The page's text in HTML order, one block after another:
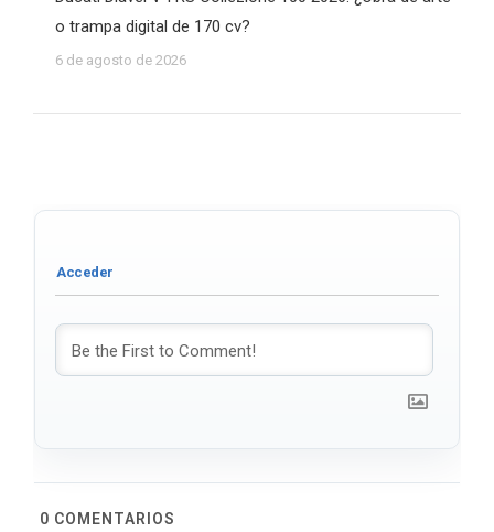
o trampa digital de 170 cv?
6 de agosto de 2026
0 COMENTARIOS